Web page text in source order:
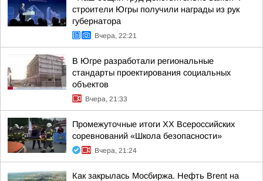
строители Югры получили награды из рук
губернатора
Вчера, 22:21
В Югре разработали региональные
стандарты проектирования социальных
объектов
Вчера, 21:33
Промежуточные итоги XX Всероссийских
соревнований «Школа безопасности»
Вчера, 21:24
Как закрылась Мосбиржа. Нефть Brent на